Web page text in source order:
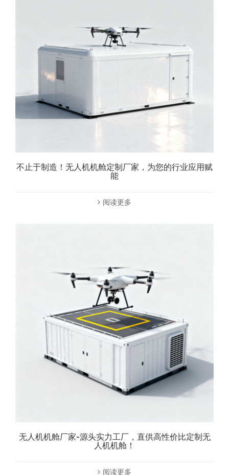
不止于制造！无人机机舱定制厂家，为您的行业应用赋
能
阅读更多
无人机机舱厂家-源头实力工厂，直供高性价比定制无
人机机舱！
阅读更多